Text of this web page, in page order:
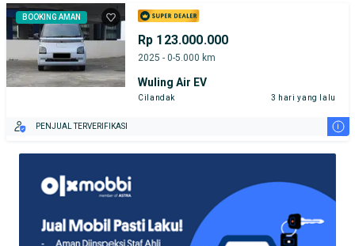
BOOKING AMAN
Rp 123.000.000
2025 - 0-5.000 km
Wuling Air EV
Cilandak 3 hari yang lalu
PENJUAL TERVERIFIKASI i